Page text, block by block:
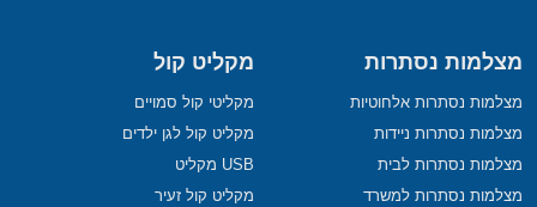
מצלמות נסתרות
מצלמות נסתרות אלחוטיות
מצלמות נסתרות ניידות
מצלמות נסתרות לבית
מצלמות נסתרות למשרד
מקליט קול
מקליטי קול סמויים
מקליט קול לגן ילדים
USB מקליט
מקליט קול זעיר